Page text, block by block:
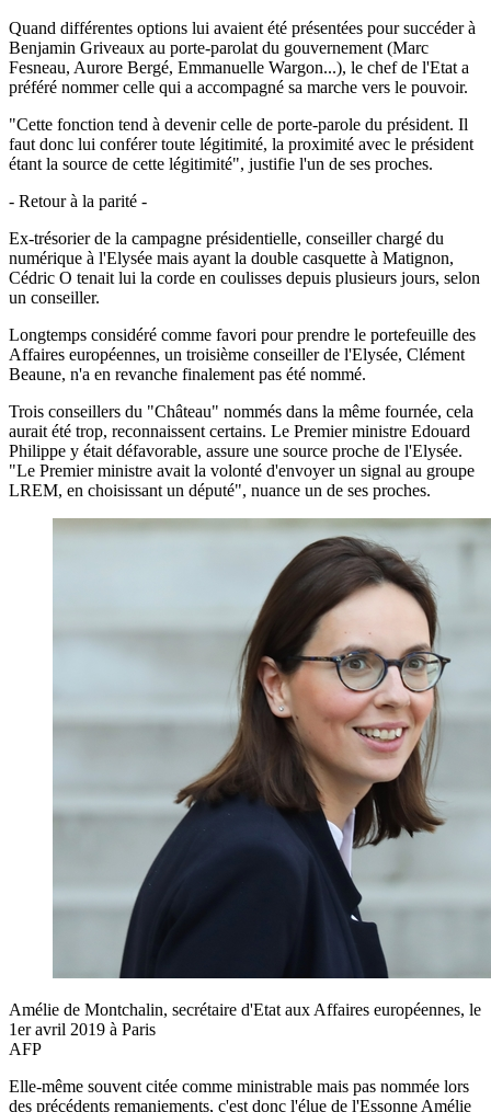
Quand différentes options lui avaient été présentées pour succéder à
Benjamin Griveaux au porte-parolat du gouvernement (Marc
Fesneau, Aurore Bergé, Emmanuelle Wargon...), le chef de l'Etat a
préféré nommer celle qui a accompagné sa marche vers le pouvoir.
"Cette fonction tend à devenir celle de porte-parole du président. Il
faut donc lui conférer toute légitimité, la proximité avec le président
étant la source de cette légitimité", justifie l'un de ses proches.
- Retour à la parité -
Ex-trésorier de la campagne présidentielle, conseiller chargé du
numérique à l'Elysée mais ayant la double casquette à Matignon,
Cédric O tenait lui la corde en coulisses depuis plusieurs jours, selon
un conseiller.
Longtemps considéré comme favori pour prendre le portefeuille des
Affaires européennes, un troisième conseiller de l'Elysée, Clément
Beaune, n'a en revanche finalement pas été nommé.
Trois conseillers du "Château" nommés dans la même fournée, cela
aurait été trop, reconnaissent certains. Le Premier ministre Edouard
Philippe y était défavorable, assure une source proche de l'Elysée.
"Le Premier ministre avait la volonté d'envoyer un signal au groupe
LREM, en choisissant un député", nuance un de ses proches.
Amélie de Montchalin, secrétaire d'Etat aux Affaires européennes, le
1er avril 2019 à Paris
AFP
Elle-même souvent citée comme ministrable mais pas nommée lors
des précédents remaniements, c'est donc l'élue de l'Essonne Amélie